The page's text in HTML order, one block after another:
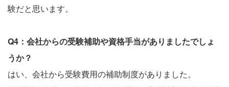
験だと思います。
Q4：会社からの受験補助や資格手当がありましたでしょ
うか？
はい、会社から受験費用の補助制度がありました。